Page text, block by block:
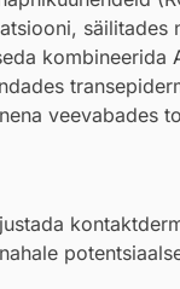
säilitades
kombineerida
veevabades